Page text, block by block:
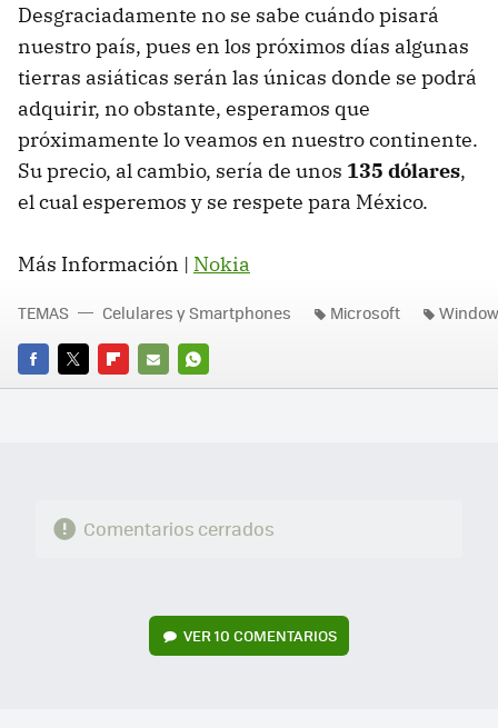
Desgraciadamente no se sabe cuándo pisará
nuestro país, pues en los próximos días algunas
tierras asiáticas serán las únicas donde se podrá
adquirir, no obstante, esperamos que
próximamente lo veamos en nuestro continente.
Su precio, al cambio, sería de unos 135 dólares,
el cual esperemos y se respete para México.
Más Información | Nokia
FACEBOOK
TWITTERFLIPBOARD
E-
WHATSAPP
TEMAS Celulares y Smartphones Microsoft
Comentarios cerrados
VER10 COMENTARIOS